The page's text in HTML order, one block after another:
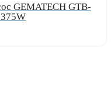
GEMATECH GTB-